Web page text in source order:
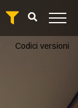
Codici versioni